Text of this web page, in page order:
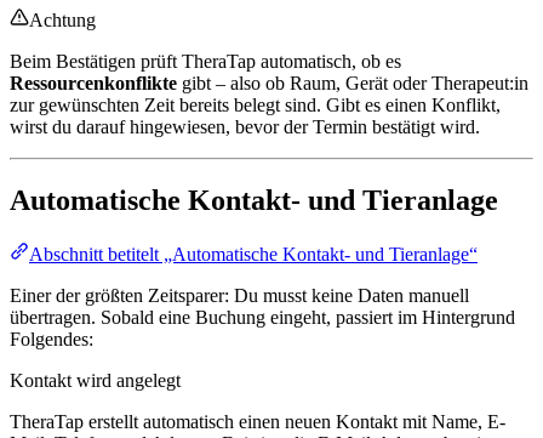
Achtung
Beim Bestätigen prüft TheraTap automatisch, ob es
Ressourcenkonflikte gibt – also ob Raum, Gerät oder Therapeut:in
zur gewünschten Zeit bereits belegt sind. Gibt es einen Konflikt,
wirst du darauf hingewiesen, bevor der Termin bestätigt wird.
Automatische Kontakt- und Tieranlage
Abschnitt betitelt „Automatische Kontakt- und Tieranlage“
Einer der größten Zeitsparer: Du musst keine Daten manuell
übertragen. Sobald eine Buchung eingeht, passiert im Hintergrund
Folgendes:
Kontakt wird angelegt
TheraTap erstellt automatisch einen neuen Kontakt mit Name, E-